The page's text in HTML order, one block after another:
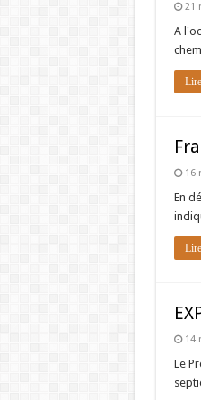
21
A
16
En
14
Le